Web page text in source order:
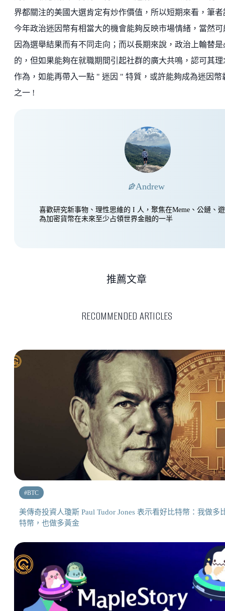
界都關注的美國大選肯定有炒作價值，所以短期來看，筆者
今年政治迷因幣有相當大的機會能夠反映市場情緒，當然可
因為選舉結果而有不同走向；而以長期來說，政治上輪替是
的，但如果能夠在就職期間引起社群的廣大共鳴，認可其理
作為，如能再帶入一點 " 迷因 " 特質，或許能夠成為迷因幣
之一 !
Andrew
喜歡研究新事物、理性思維的 I 人，聚焦在Meme、公鏈、
為加密貨幣在未來至少占領世界金融的一半
RECOMMENDED ARTICLES
推薦文章
#BTC
美傳奇投資人瓊斯 Paul Tudor Jones 表示看好比特幣：我做多
特幣，也做多黃金